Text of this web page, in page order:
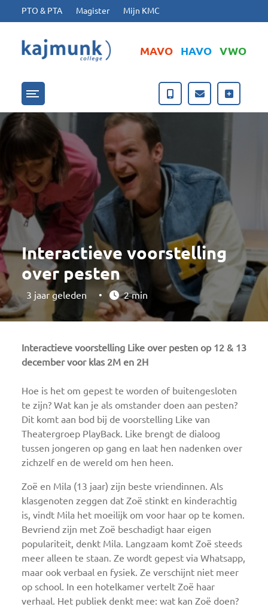
Ga naar hoofdinhoud
Ga naar footer
PTO & PTA Magister Mijn KMC
MAVO HAVO VWO
Menu openen/sluiten
Interactieve voorstelling
over pesten
3 jaar geleden • 2 min
Interactieve voorstelling Like over pesten op 12 & 13
december voor klas 2M en 2H
Hoe is het om gepest te worden of buitengesloten
te zijn? Wat kan je als omstander doen aan pesten?
Dit komt aan bod bij de voorstelling Like van
Theatergroep PlayBack. Like brengt de dialoog
tussen jongeren op gang en laat hen nadenken over
zichzelf en de wereld om hen heen.
Zoë en Mila (13 jaar) zijn beste vriendinnen. Als
klasgenoten zeggen dat Zoë stinkt en kinderachtig
is, vindt Mila het moeilijk om voor haar op te komen.
Bevriend zijn met Zoë beschadigt haar eigen
populariteit, denkt Mila. Langzaam komt Zoë steeds
meer alleen te staan. Ze wordt gepest via Whatsapp,
maar ook verbaal en fysiek. Ze verschijnt niet meer
op school. In een hotelkamer vertelt Zoë haar
verhaal. Het publiek denkt mee: wat kan Zoë doen?